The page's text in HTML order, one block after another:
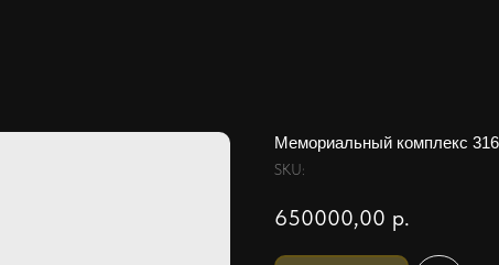
Мемориальный комплекс
SKU:
650000,00 р.